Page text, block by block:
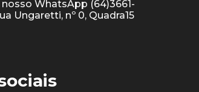
WhatsApp (64)3661-
Ungaretti, nº 0, Quadra15